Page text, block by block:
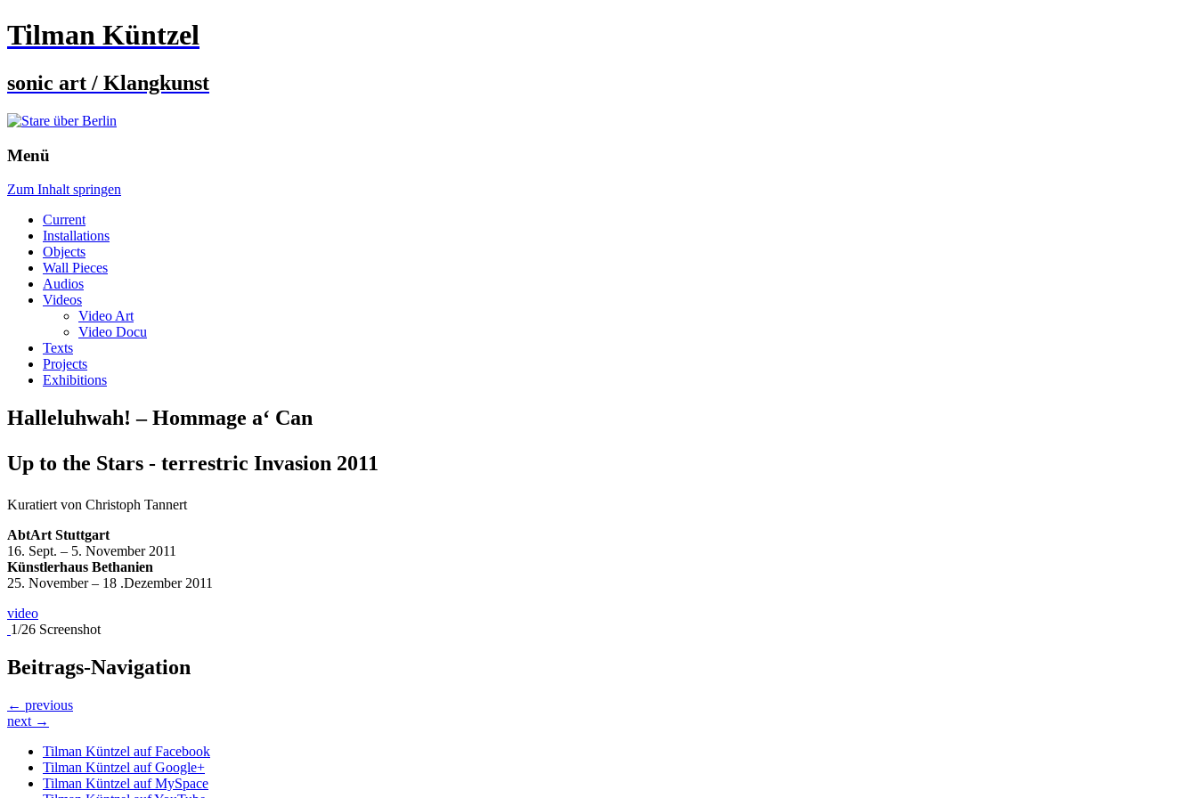
Tilman Küntzel
sonic art / Klangkunst
Menü
Zum Inhalt springen
Current
Installations
Objects
Wall Pieces
Audios
Videos
Video Art
Video Docu
Texts
Projects
Exhibitions
Halleluhwah! – Hommage a‘ Can
Up to the Stars - terrestric Invasion 2011
Kuratiert von Christoph Tannert
AbtArt Stuttgart
16. Sept. – 5. November 2011
Künstlerhaus Bethanien
25. November – 18 .Dezember 2011
video
1/26 Screenshot
Beitrags-Navigation
← previous
next →
Tilman Küntzel auf Facebook
Tilman Küntzel auf Google+
Tilman Küntzel auf MySpace